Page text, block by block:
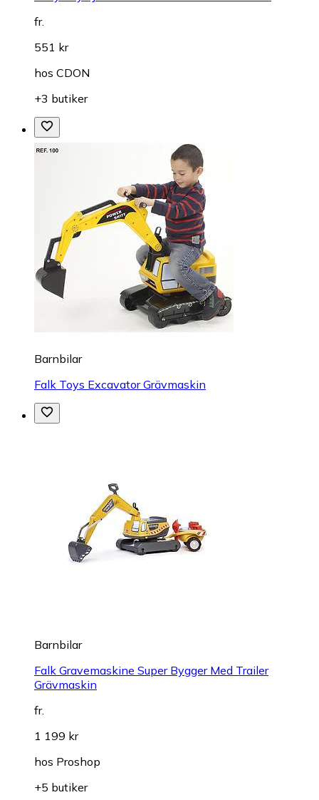
fr.
551 kr
hos CDON
+3 butiker
Barnbilar
Falk Toys Excavator Grävmaskin
Barnbilar
Falk Gravemaskine Super Bygger Med Trailer
Grävmaskin
fr.
1 199 kr
hos Proshop
+5 butiker